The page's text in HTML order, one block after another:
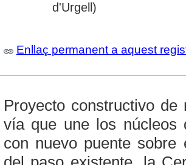
d'Urgell)
Enllaç permanent a aquest
Proyecto constructivo
vía que une los núcleos
con nuevo puente